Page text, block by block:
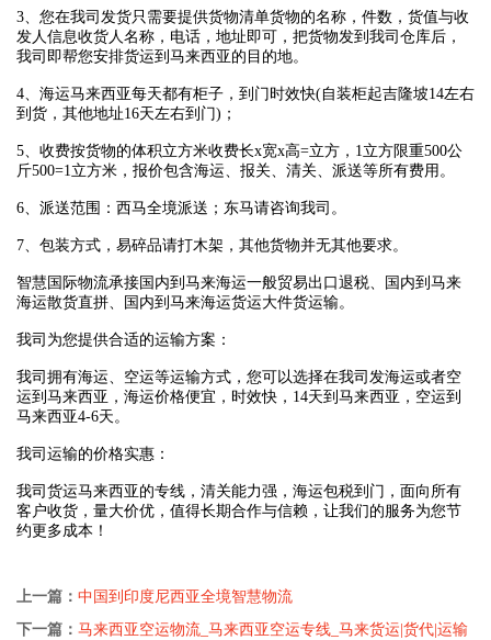
3、您在我司发货只需要提供货物清单货物的名称，件数，货值与收
发人信息收货人名称，电话，地址即可，把货物发到我司仓库后，
我司即帮您安排货运到马来西亚的目的地。
4、海运马来西亚每天都有柜子，到门时效快(自装柜起吉隆坡14左右
到货，其他地址16天左右到门)；
5、收费按货物的体积立方米收费长x宽x高=立方，1立方限重500公
斤500=1立方米，报价包含海运、报关、清关、派送等所有费用。
6、派送范围：西马全境派送；东马请咨询我司。
7、包装方式，易碎品请打木架，其他货物并无其他要求。
智慧国际物流承接国内到马来海运一般贸易出口退税、国内到马来
海运散货直拼、国内到马来海运货运大件货运输。
我司为您提供合适的运输方案：
我司拥有海运、空运等运输方式，您可以选择在我司发海运或者空
运到马来西亚，海运价格便宜，时效快，14天到马来西亚，空运到
马来西亚4-6天。
我司运输的价格实惠：
我司货运马来西亚的专线，清关能力强，海运包税到门，面向所有
客户收货，量大价优，值得长期合作与信赖，让我们的服务为您节
约更多成本！
上一篇： 中国到印度尼西亚全境智慧物流
下一篇： 马来西亚空运物流_马来西亚空运专线_马来货运|货代|运输